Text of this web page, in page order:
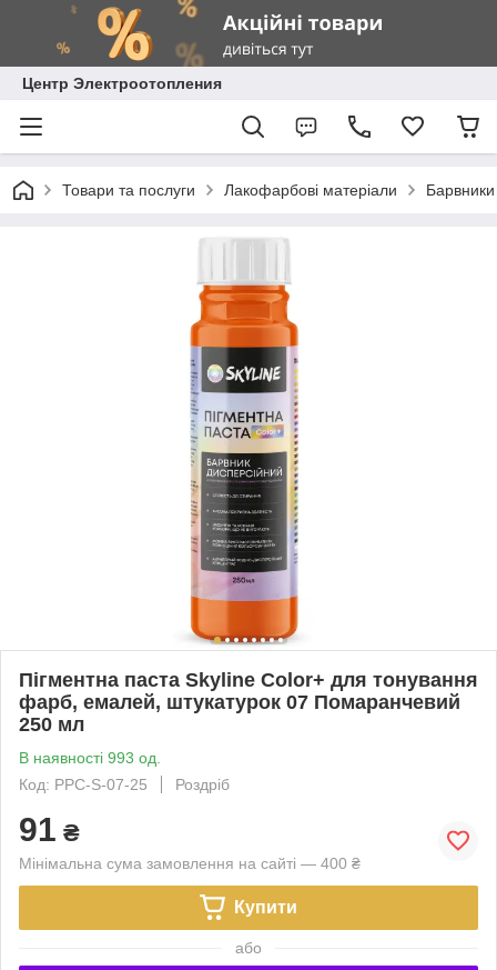
Центр Электроотопления
Товари та послуги Лакофарбові матеріали Барвники
Пігментна паста Skyline Color+ для тонування
фарб, емалей, штукатурок 07 Помаранчевий
250 мл
В наявності 993 од.
Код: PPC-S-07-25
Роздріб
91 ₴
Мінімальна сума замовлення на сайті — 400 ₴
Купити
або